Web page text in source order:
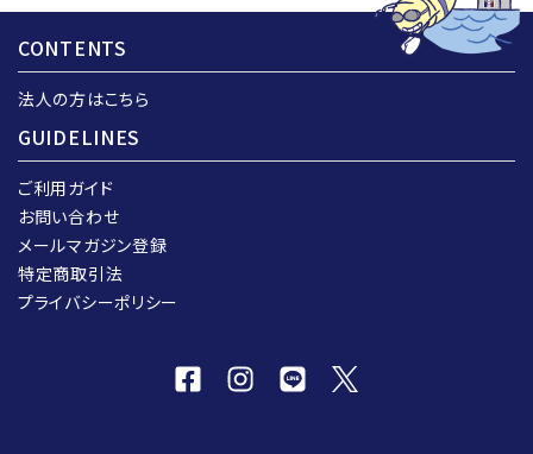
CONTENTS
法人の方はこちら
GUIDELINES
ご利用ガイド
お問い合わせ
メールマガジン登録
特定商取引法
プライバシーポリシー